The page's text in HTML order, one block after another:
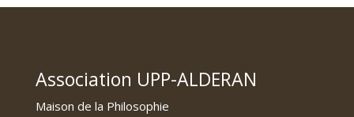
Association UPP-ALDERAN
Maison de la Philosophie